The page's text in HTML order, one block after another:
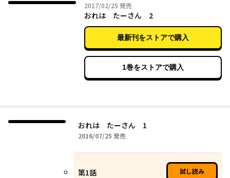
2017/02/25 2017年02月25日
発売
おれは たーさん 2
最新刊をストアで購入
1巻をストアで購入
おれは たーさん 1
2016/07/25 2016年07月25日
発売
第1話 試し読み